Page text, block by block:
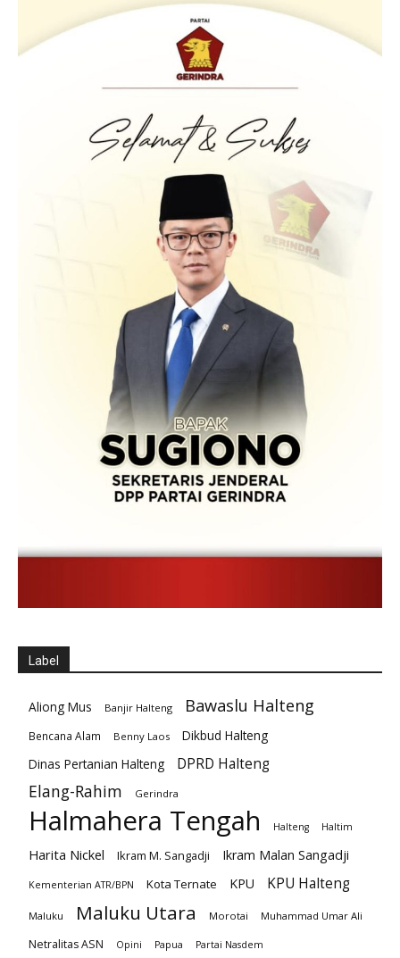
Label
Aliong Mus Banjir Halteng Bawaslu Halteng
Bencana Alam Benny Laos
Dikbud Halteng
Dinas Pertanian Halteng
DPRD Halteng
Elang-Rahim Gerindra
Halmahera Tengah Halteng Haltim
Harita Nickel Ikram M. Sangadji Ikram Malan Sangadji
Kementerian ATR/BPN Kota Ternate KPU KPU Halteng
Maluku Maluku Utara Morotai Muhammad Umar Ali
Netralitas ASN Opini Papua Partai Nasdem